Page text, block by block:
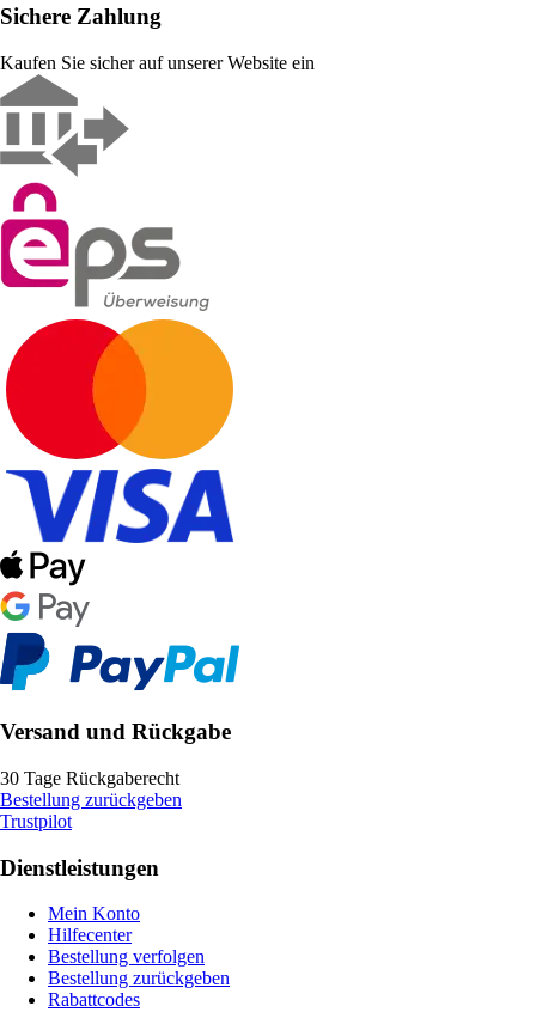
Sichere Zahlung
Kaufen Sie sicher auf unserer Website ein
Versand und Rückgabe
30 Tage Rückgaberecht
Bestellung zurückgeben
Trustpilot
Dienstleistungen
Mein Konto
Hilfecenter
Bestellung verfolgen
Bestellung zurückgeben
Rabattcodes